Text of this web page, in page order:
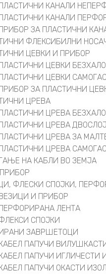
КАНАЛИ
КАНАЛИ
ЗА ПЛАСТИЧНИ
ФЛЕКСИБИЛНИ
ЦЕВКИ И ПРИБОР
ЦЕВКИ
ЦЕВКИ
ЗА ПЛАСТИЧНИ
ЦРЕВА
ЦРЕВА
ЦРЕВА
ЦРЕВА ЗА
ЦРЕВА
НА КАБЛИ ВО ЗЕМЈА
ФЛЕСКИ СПОЈКИ,
И ПРИБОР
ЛЕНТА
СПОЈКИ
ЗАВРШЕТОЦИ
ПАПУЧИ
ПАПУЧИ ИГЛИЧЕСТИ
ПАПУЧИ ОКАСТИ